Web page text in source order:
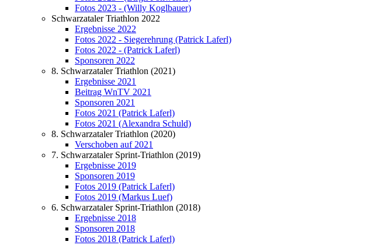
Fotos 2023 - (Willy Koglbauer)
Schwarzataler Triathlon 2022
Ergebnisse 2022
Fotos 2022 - Siegerehrung (Patrick Laferl)
Fotos 2022 - (Patrick Laferl)
Sponsoren 2022
8. Schwarzataler Triathlon (2021)
Ergebnisse 2021
Beitrag WnTV 2021
Sponsoren 2021
Fotos 2021 (Patrick Laferl)
Fotos 2021 (Alexandra Schuld)
8. Schwarzataler Triathlon (2020)
Verschoben auf 2021
7. Schwarzataler Sprint-Triathlon (2019)
Ergebnisse 2019
Sponsoren 2019
Fotos 2019 (Patrick Laferl)
Fotos 2019 (Markus Luef)
6. Schwarzataler Sprint-Triathlon (2018)
Ergebnisse 2018
Sponsoren 2018
Fotos 2018 (Patrick Laferl)